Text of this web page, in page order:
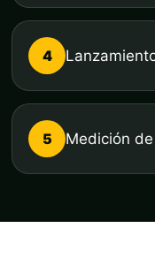
4
5 Medición